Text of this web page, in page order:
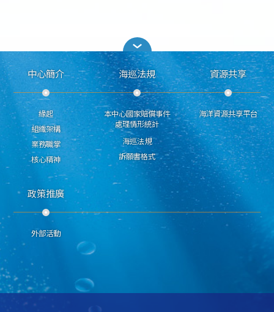
中心簡介
緣起
組織架構
業務職掌
核心精神
海巡法規
本中心國家賠償事件
處理情形統計
海巡法規
訴願書格式
資源共享
海洋資源共享平台
政策推廣
外部活動